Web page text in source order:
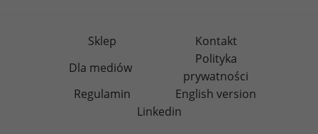
Sklep
Kontakt
Dla mediów
Polityka
prywatności
Regulamin
English version
Linkedin